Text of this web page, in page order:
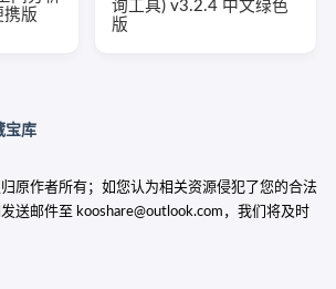
携版
询工具) v3.2.4 中文绿色
版
宝库
原作者所有；如您认为相关资源侵犯了您的合法
送邮件至 kooshare@outlook.com，我们将及时